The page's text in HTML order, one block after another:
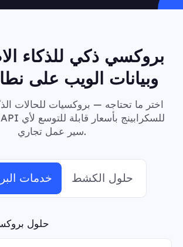
بروكسي ذكي للذكاء
وبيانات الويب على
اختر ما تحتاجه — بروكسيات للحالات
سير عمل تجاري.
خدمات حلول الكشط
حلول